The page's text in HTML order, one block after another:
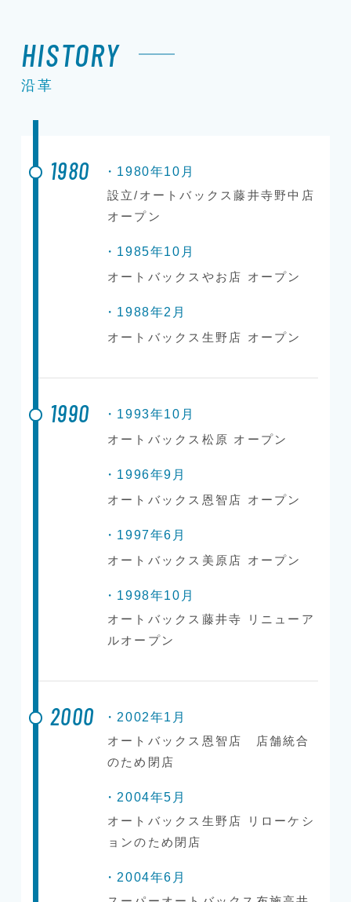
HISTORY
沿革
1980
・1980年10月
設立/オートバックス藤井寺野中店
オープン
・1985年10月
オートバックスやお店 オープン
・1988年2月
オートバックス生野店 オープン
1990
・1993年10月
オートバックス松原 オープン
・1996年9月
オートバックス恩智店 オープン
・1997年6月
オートバックス美原店 オープン
・1998年10月
オートバックス藤井寺 リニューア
ルオープン
2000
・2002年1月
オートバックス恩智店 店舗統合
のため閉店
・2004年5月
オートバックス生野店 リローケシ
ョンのため閉店
・2004年6月